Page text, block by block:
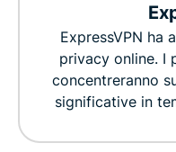
ExpressVPN ha
privacy online. I
concentreranno
significative in